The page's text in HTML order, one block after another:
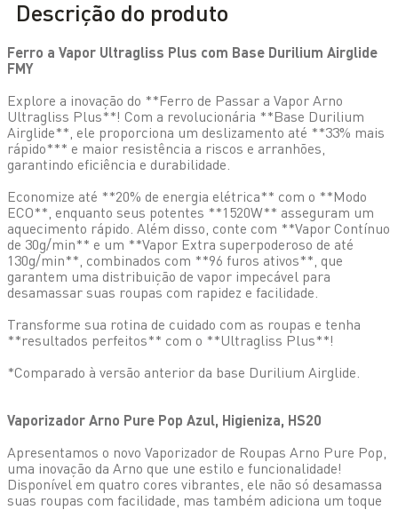
Descrição do produto
Ferro a Vapor Ultragliss Plus com Base Durilium Airglide
FMY
Explore a inovação do **Ferro de Passar a Vapor Arno
Ultragliss Plus**! Com a revolucionária **Base Durilium
Airglide**, ele proporciona um deslizamento até **33% mais
rápido*** e maior resistência a riscos e arranhões,
garantindo eficiência e durabilidade.
Economize até **20% de energia elétrica** com o **Modo
ECO**, enquanto seus potentes **1520W** asseguram um
aquecimento rápido. Além disso, conte com **Vapor Contínuo
de 30g/min** e um **Vapor Extra superpoderoso de até
130g/min**, combinados com **96 furos ativos**, que
garantem uma distribuição de vapor impecável para
desamassar suas roupas com rapidez e facilidade.
Transforme sua rotina de cuidado com as roupas e tenha
**resultados perfeitos** com o **Ultragliss Plus**!
*Comparado à versão anterior da base Durilium Airglide.
Vaporizador Arno Pure Pop Azul, Higieniza, HS20
Apresentamos o novo Vaporizador de Roupas Arno Pure Pop,
uma inovação da Arno que une estilo e funcionalidade!
Disponível em quatro cores vibrantes, ele não só desamassa
suas roupas com facilidade, mas também adiciona um toque